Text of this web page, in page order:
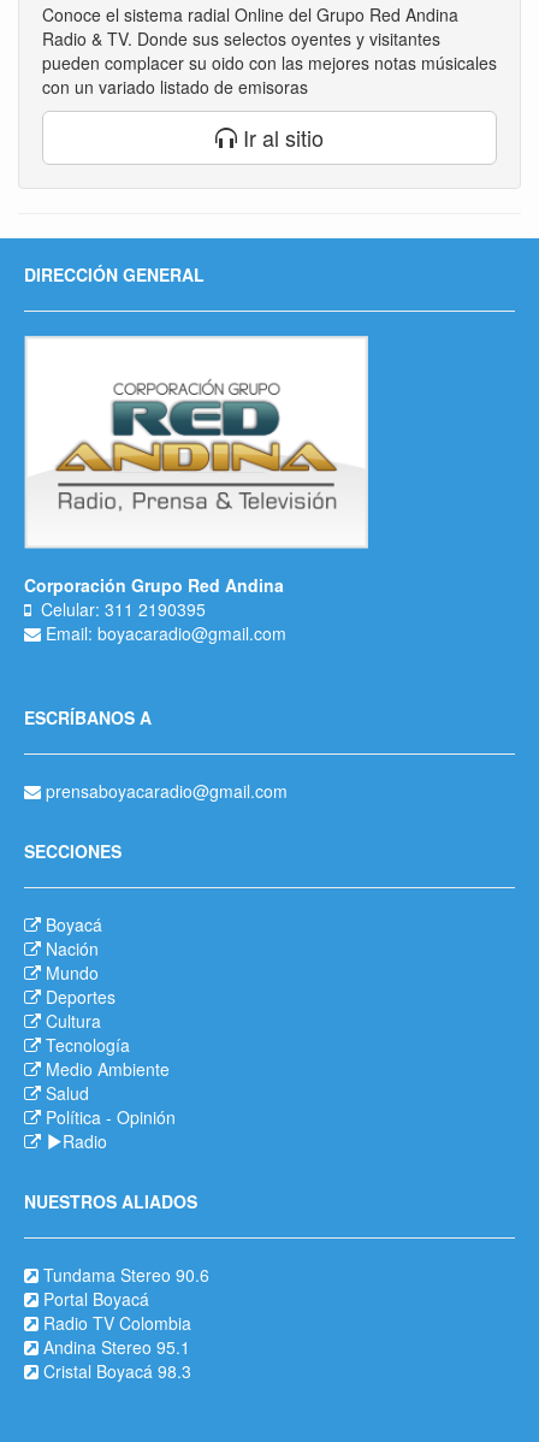
Conoce el sistema radial Online del Grupo Red Andina
Radio & TV. Donde sus selectos oyentes y visitantes
pueden complacer su oido con las mejores notas músicales
con un variado listado de emisoras
Ir al sitio
DIRECCIÓN GENERAL
Corporación Grupo Red Andina
Celular: 311 2190395
Email: boyacaradio@gmail.com
ESCRÍBANOS A
prensaboyacaradio@gmail.com
SECCIONES
Boyacá
Nación
Mundo
Deportes
Cultura
Tecnología
Medio Ambiente
Salud
Política - Opinión
Radio
NUESTROS ALIADOS
Tundama Stereo 90.6
Portal Boyacá
Radio TV Colombia
Andina Stereo 95.1
Cristal Boyacá 98.3